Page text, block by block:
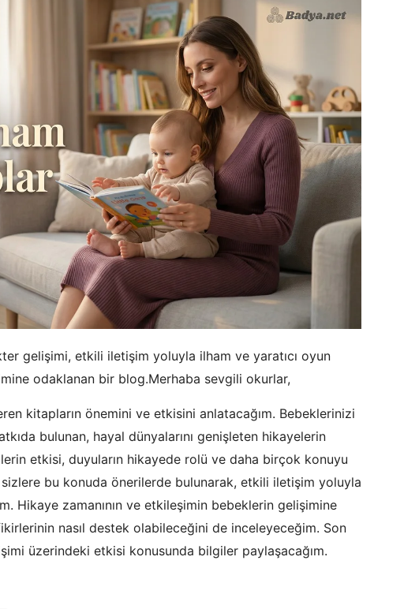
gelişimi, etkili iletişim yoluyla ilham ve yaratıcı oyun
odaklanan bir blog.Merhaba sevgili okurlar,
kitapların önemini ve etkisini anlatacağım. Bebeklerinizi
bulunan, hayal dünyalarını genişleten hikayelerin
etkisi, duyuların hikayede rolü ve daha birçok konuyu
sizlere bu konuda önerilerde bulunarak, etkili iletişim yoluyla
Hikaye zamanının ve etkileşimin bebeklerin gelişimine
fikirlerinin nasıl destek olabileceğini de inceleyeceğim. Son
üzerindeki etkisi konusunda bilgiler paylaşacağım.